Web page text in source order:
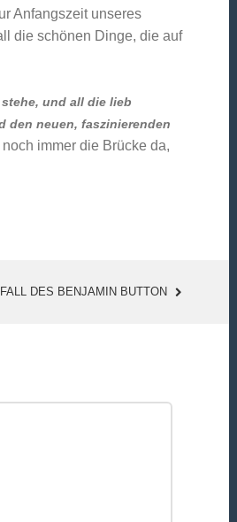
Anfangszeit unseres
die schönen Dinge, die auf
und all die lieb
den neuen, faszinierenden
immer die Brücke da,
DES BENJAMIN BUTTON